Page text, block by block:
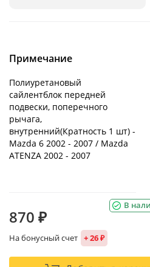
Примечание
Полиуретановый
сайлентблок передней
подвески, поперечного
рычага,
внутренний(Кратность 1 шт) -
Mazda 6 2002 - 2007 / Mazda
ATENZA 2002 - 2007
В
870 ₽
На бонусный счет + 26 ₽